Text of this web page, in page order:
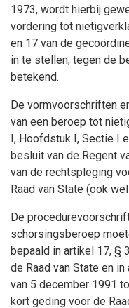
1973, wordt hierbij
vordering tot
en 17 van de
in te stellen, tegen de
betekend.
De vormvoorschriften
van een beroep tot
I, Hoofdstuk I, Sectie I
besluit van de Regent
van de rechtspleging
Raad van State (ook
De
schorsingsberoep
bepaald in artikel 17, §
de Raad van State en
van 5 december 1991
kort geding voor de